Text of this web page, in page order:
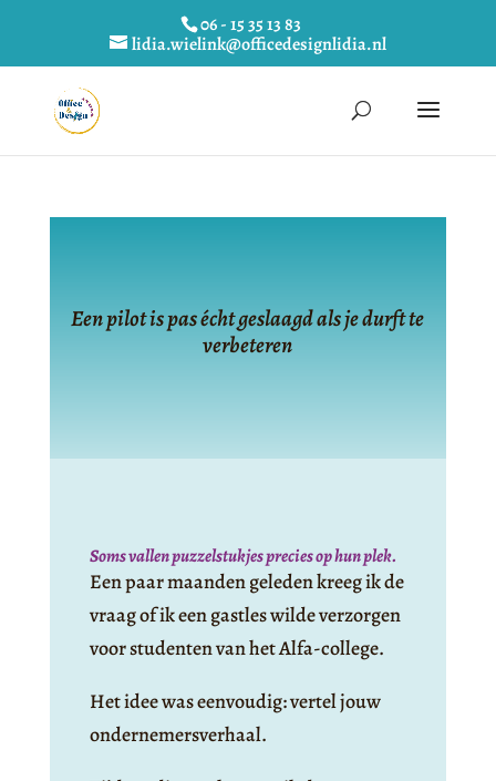
06 - 15 35 13 83
lidia.wielink@officedesignlidia.nl
Een pilot is pas écht geslaagd als je durft te
verbeteren
Soms vallen puzzelstukjes precies op hun plek.
Een paar maanden geleden kreeg ik de
vraag of ik een gastles wilde verzorgen
voor studenten van het Alfa-college.
Het idee was eenvoudig: vertel jouw
ondernemersverhaal.